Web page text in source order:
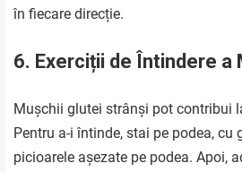
în fiecare direcție.
6. Exerciții de Întindere a
Mușchii glutei strânși pot contribui
Pentru a-i întinde, stai pe podea, cu
picioarele așezate pe podea. Apoi,